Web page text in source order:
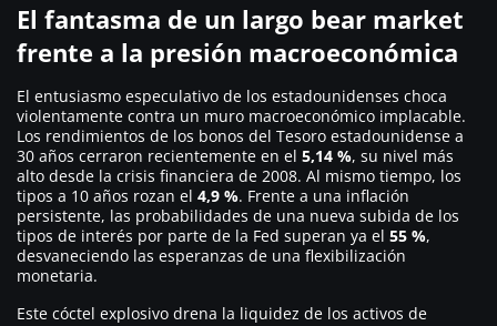
El fantasma de un largo bear market
frente a la presión macroeconómica
El entusiasmo especulativo de los estadounidenses choca
violentamente contra un muro macroeconómico implacable.
Los rendimientos de los bonos del Tesoro estadounidense a
30 años cerraron recientemente en el 5,14 %, su nivel más
alto desde la crisis financiera de 2008. Al mismo tiempo, los
tipos a 10 años rozan el 4,9 %. Frente a una inflación
persistente, las probabilidades de una nueva subida de los
tipos de interés por parte de la Fed superan ya el 55 %,
desvaneciendo las esperanzas de una flexibilización
monetaria.
Este cóctel explosivo drena la liquidez de los activos de